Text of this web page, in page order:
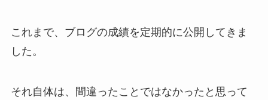
これまで、ブログの成績を定期的に公開してきま
した。
それ自体は、間違ったことではなかったと思って